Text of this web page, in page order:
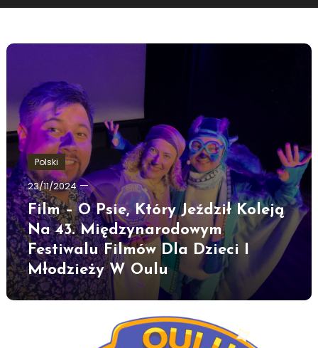
Polski
23/11/2024
Ewa
Hildén
Film – O Psie, Który Jeździł Koleją
Na 43. Międzynarodowym
Festiwalu Filmów Dla Dzieci I
Młodzieży W Oulu